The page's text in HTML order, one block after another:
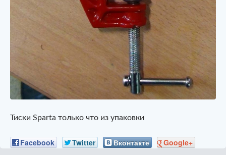
Тиски Sparta только что из упаковки
Facebook Twitter Вконтакте Google+